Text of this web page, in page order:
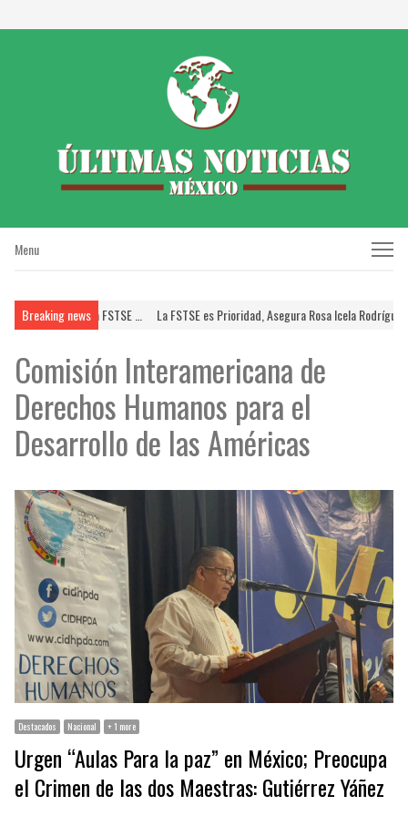
Menu
Menu
Breaking newsBrinda FSTSE … La FSTSE es Prioridad, Asegura Rosa Icela Rodríguez
Comisión Interamericana de
Derechos Humanos para el
Desarrollo de las Américas
Destacados Nacional + 1 more
Urgen “Aulas Para la paz” en México; Preocupa
el Crimen de las dos Maestras: Gutiérrez Yáñez